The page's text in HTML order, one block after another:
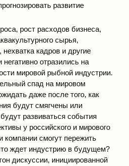
развитие
рост расходов бизнеса,
сырья,
кадров и другие
отразились на
мировой рыбной индустрии.
спад на мировом
даже после того, как
будут смягчены или
развиваться события
у российского и мирового
компании смогут пережить
ждет индустрию в будущем?
дискуссии, инициированной